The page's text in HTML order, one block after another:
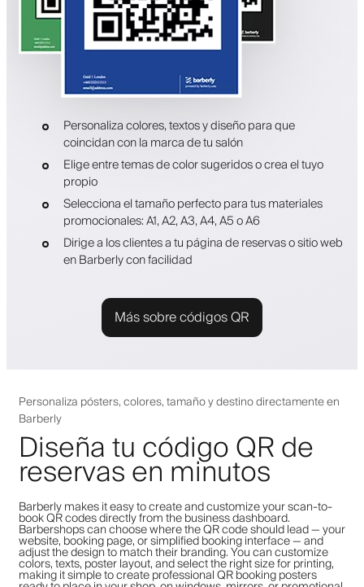
Personaliza colores, textos y diseño para que
coincidan con la marca de tu salón
Elige entre temas de color sugeridos o crea el tuyo
propio
Selecciona el tamaño perfecto para tus materiales
promocionales: A1, A2, A3, A4, A5 o A6
Dirige a los clientes a tu página de reservas o sitio web
en Barberly con facilidad
Más sobre códigos QR
Personaliza pósters, colores, tamaño y destino directamente en
Barberly
Diseña tu código QR de
reservas en minutos
Barberly makes it easy to create and customize your scan-to-
book QR codes directly from the business dashboard.
Barbershops can choose where the QR code should lead — your
website, booking page, or simplified booking interface — and
adjust the design to match their branding. You can customize
colors, texts, poster layout, and select the right size for printing,
making it simple to create professional QR booking posters